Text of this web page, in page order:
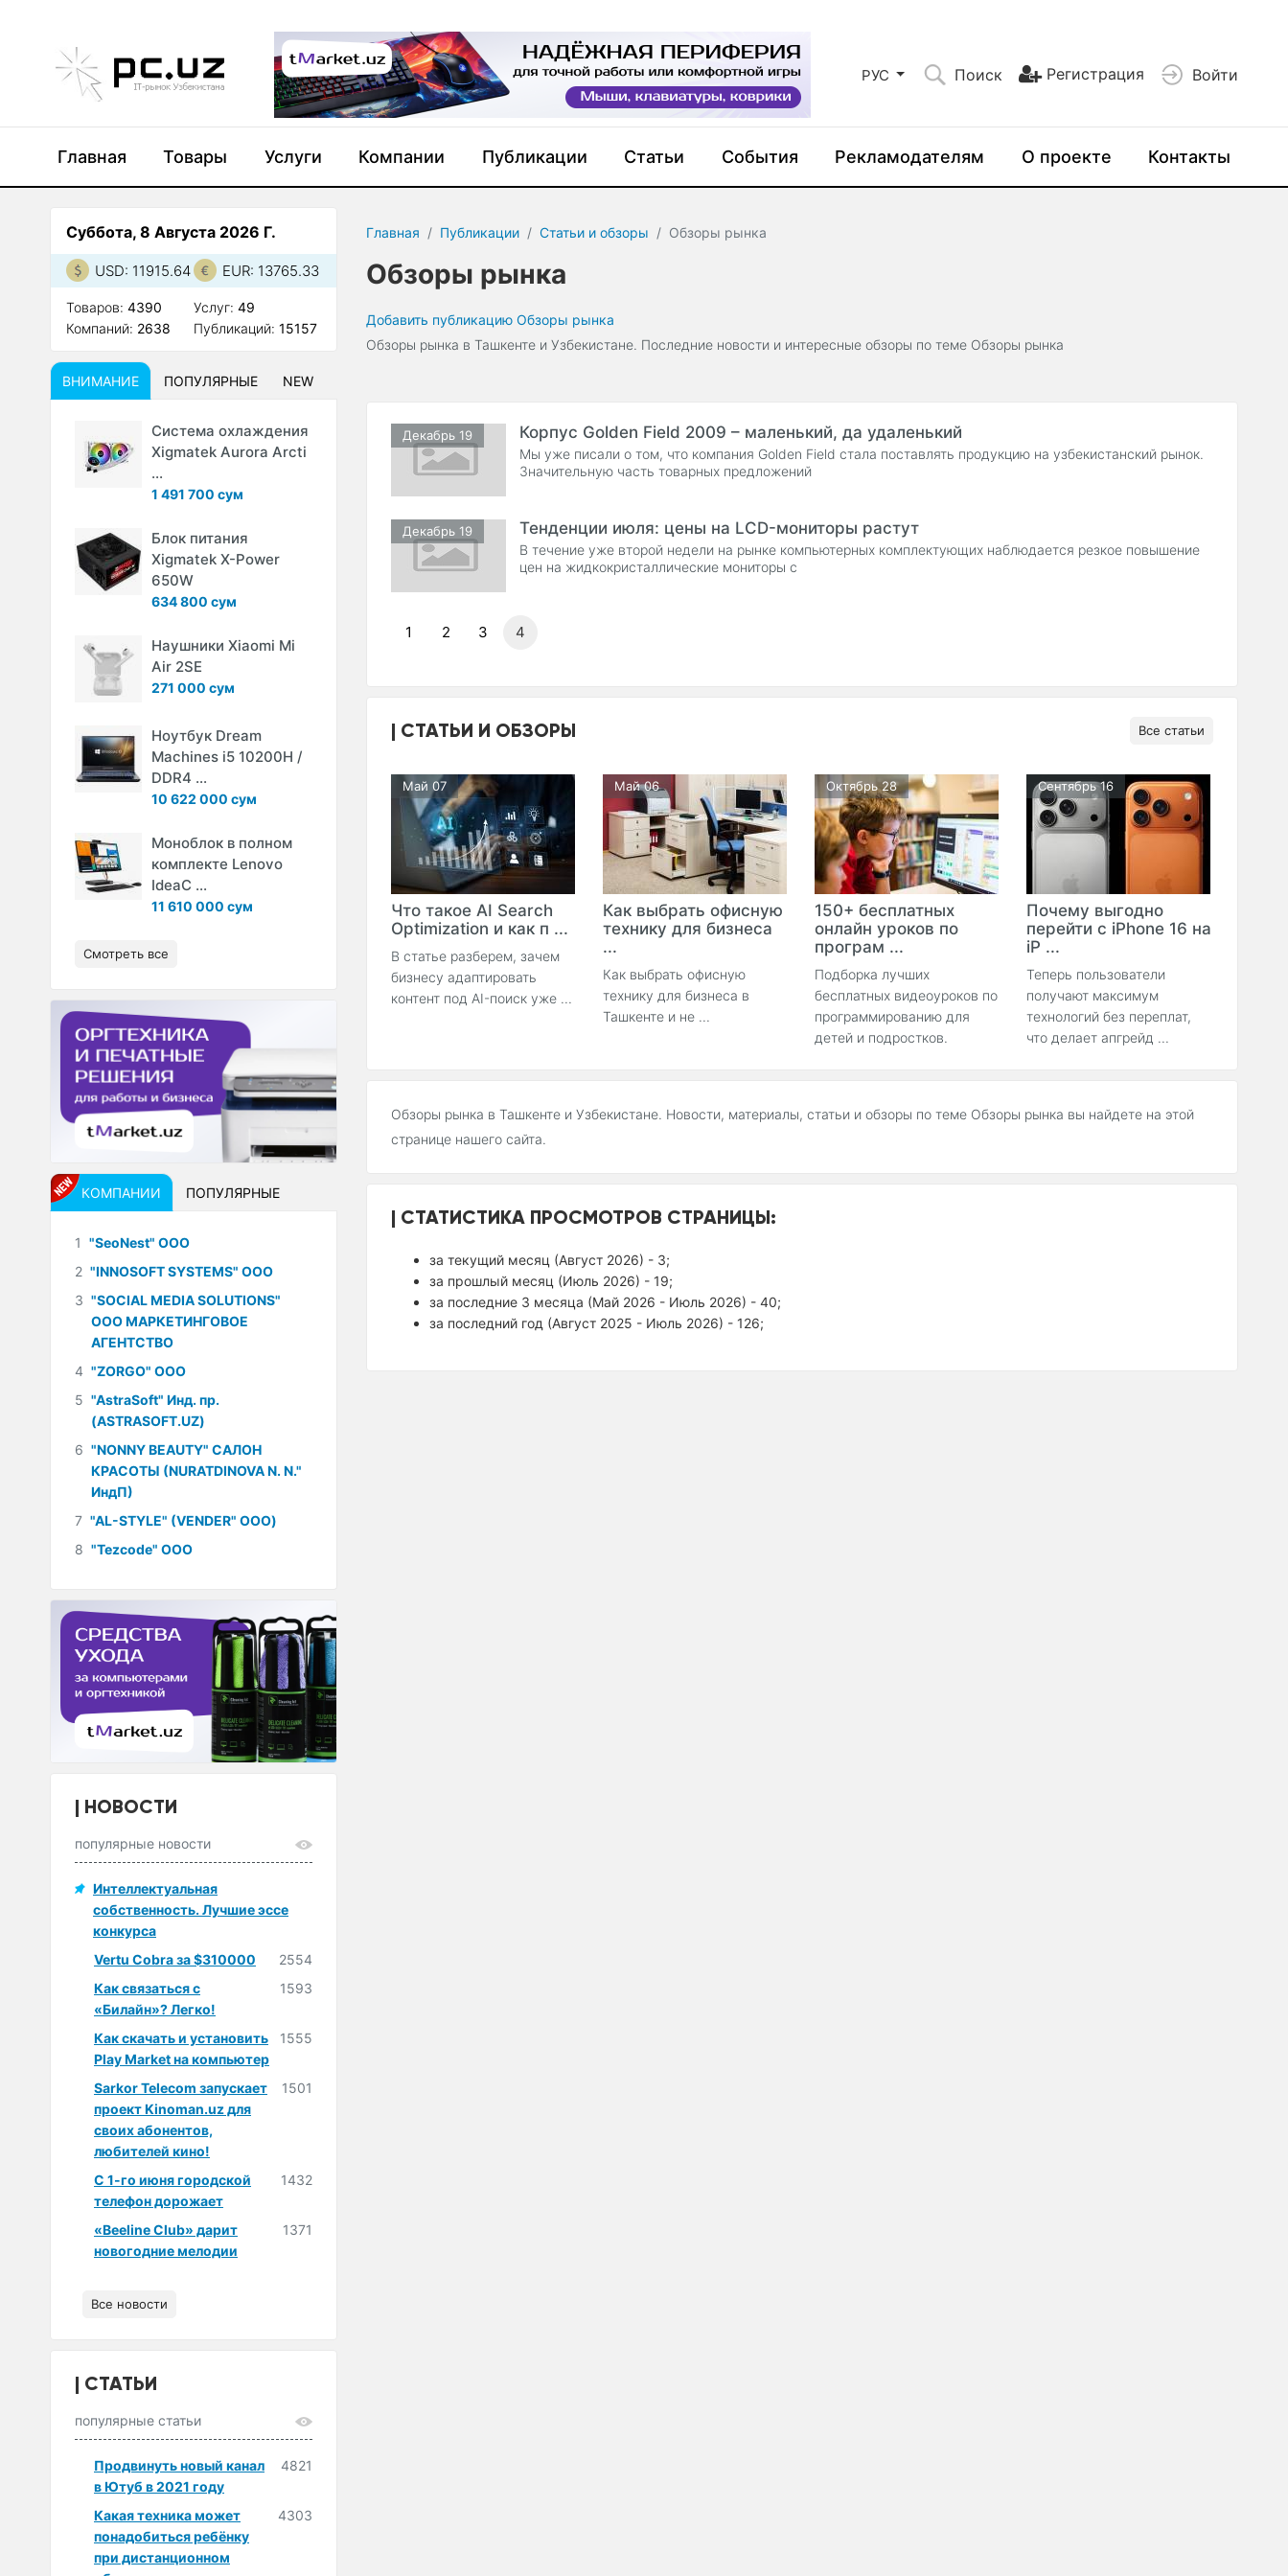
РУС Поиск Регистрация Войти
Главная Товары Услуги Компании Публикации Статьи События Рекламодателям О проекте Контакты
Главная Публикации Статьи и обзоры Обзоры рынка
Обзоры рынка
Добавить публикацию Обзоры рынка
Обзоры рынка в Ташкенте и Узбекистане. Последние новости и интересные обзоры по теме Обзоры рынка
Декабрь 19 Корпус Golden Field 2009 – маленький, да удаленький
Мы уже писали о том, что компания Golden Field стала поставлять продукцию на узбекистанский рынок.
Значительную часть товарных предложений
Декабрь 19 Тенденции июля: цены на LCD-мониторы растут
В течение уже второй недели на рынке компьютерных комплектующих наблюдается резкое повышение
цен на жидкокристаллические мониторы с
1 2 3 4
СТАТЬИ И ОБЗОРЫ Все статьи
Май 07
Что такое AI Search
Optimization и как п ...
В статье разберем, зачем
бизнесу адаптировать
контент под AI-поиск уже ...
Май 06
Как выбрать офисную
технику для бизнеса
...
Как выбрать офисную
технику для бизнеса в
Ташкенте и не ...
Октябрь 28
150+ бесплатных
онлайн уроков по
програм ...
Подборка лучших
бесплатных видеоуроков по
программированию для
детей и подростков.
Сентябрь 16
Почему выгодно
перейти с iPhone 16 на
iP ...
Теперь пользователи
получают максимум
технологий без переплат,
что делает апгрейд ...
Обзоры рынка в Ташкенте и Узбекистане. Новости, материалы, статьи и обзоры по теме Обзоры рынка вы найдете на этой
странице нашего сайта.
СТАТИСТИКА ПРОСМОТРОВ СТРАНИЦЫ:
за текущий месяц (Август 2026) - 3;
за прошлый месяц (Июль 2026) - 19;
за последние 3 месяца (Май 2026 - Июль 2026) - 40;
за последний год (Август 2025 - Июль 2026) - 126;
Суббота, 8 Августа 2026 Г.
USD: 11915.64 EUR: 13765.33
Товаров: 4390
Компаний: 2638
Услуг:49
Публикаций:15157
ВНИМАНИЕ ПОПУЛЯРНЫЕ NEW
Система охлаждения
Xigmatek Aurora Arcti
...
1 491 700 сум
Блок питания
Xigmatek X-Power
650W
634 800 сум
Наушники Xiaomi Mi
Air 2SE
271 000 сум
Ноутбук Dream
Machines i5 10200H /
DDR4 ...
10 622 000 сум
Моноблок в полном
комплекте Lenovo
IdeaC ...
11 610 000 сум
Смотреть все
КОМПАНИИ ПОПУЛЯРНЫЕ
1 "SeoNest" ООО
2 "INNOSOFT SYSTEMS" ООО
3 "SOCIAL MEDIA SOLUTIONS"
ООО МАРКЕТИНГОВОЕ
АГЕНТСТВО
4 "ZORGO" ООО
5 "AstraSoft" Инд. пр.
(ASTRASOFT.UZ)
6 "NONNY BEAUTY" САЛОН
КРАСОТЫ (NURATDINOVA N. N."
ИндП)
7 "AL-STYLE" (VENDER" ООО)
8 "Tezcode" ООО
НОВОСТИ
популярные новости
Интеллектуальная
собственность. Лучшие эссе
конкурса
Vertu Cobra за $310000
2554
Как связаться с
«Билайн»? Легко!
1593
Как скачать и установить
Play Market на компьютер
1555
Sarkor Telecom запускает
проект Kinoman.uz для
своих абонентов,
любителей кино!
1501
С 1-го июня городской
телефон дорожает
1432
«Beeline Club» дарит
новогодние мелодии
1371
Все новости
СТАТЬИ
популярные статьи
Продвинуть новый канал
в Ютуб в 2021 году
4821
Какая техника может
понадобиться ребёнку
при дистанционном
4303